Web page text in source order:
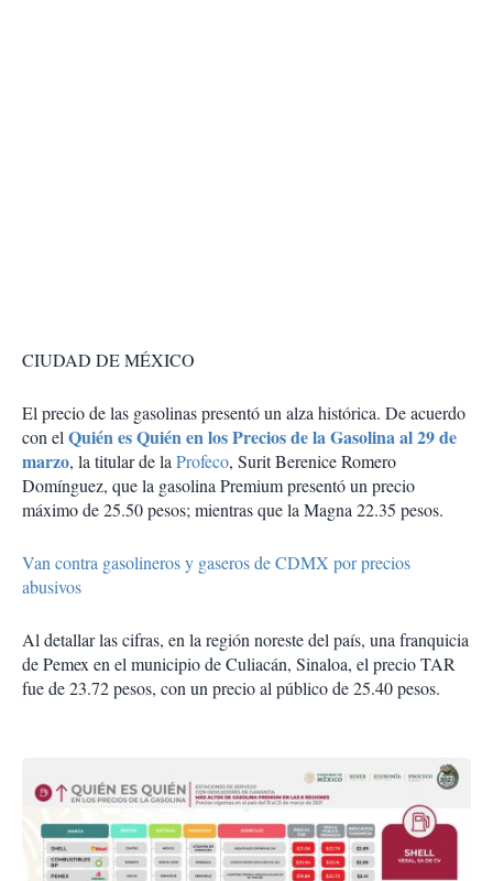
CIUDAD DE MÉXICO
El precio de las gasolinas presentó un alza histórica. De acuerdo
con elQuién es Quién en los Precios de la Gasolina al 29 de
marzo, la titular de laProfeco, Surit Berenice Romero
Domínguez, que la gasolina Premium presentó un precio
máximo de 25.50 pesos; mientras que la Magna 22.35 pesos.
Van contra gasolineros y gaseros de CDMX por precios
abusivos
Al detallar las cifras, en la región noreste del país, una franquicia
de Pemex en el municipio de Culiacán, Sinaloa, el precio TAR
fue de 23.72 pesos, con un precio al público de 25.40 pesos.